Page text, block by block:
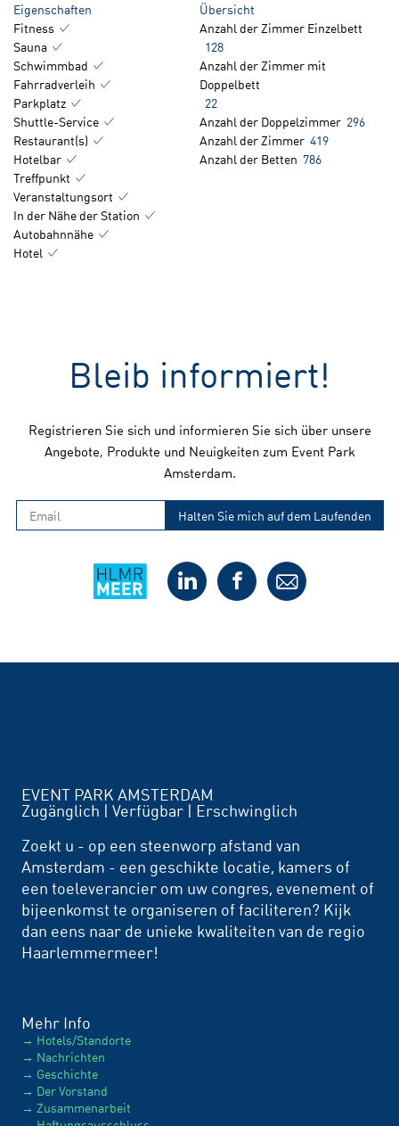
Eigenschaften
Fitness
Sauna
Schwimmbad
Fahrradverleih
Parkplatz
Shuttle-Service
Restaurant(s)
Hotelbar
Treffpunkt
Veranstaltungsort
In der Nähe der Station
Autobahnnähe
Hotel
Übersicht
Anzahl der Zimmer Einzelbett
128
Anzahl der Zimmer mit
Doppelbett
22
Anzahl der Doppelzimmer 296
Anzahl der Zimmer 419
Anzahl der Betten 786
Bleib informiert!
Registrieren Sie sich und informieren Sie sich über unsere
Angebote, Produkte und Neuigkeiten zum Event Park
Amsterdam.
EVENT PARK AMSTERDAM
Zugänglich | Verfügbar | Erschwinglich
Zoekt u - op een steenworp afstand van
Amsterdam - een geschikte locatie, kamers of
een toeleverancier om uw congres, evenement of
bijeenkomst te organiseren of faciliteren? Kijk
dan eens naar de unieke kwaliteiten van de regio
Haarlemmermeer!
Mehr Info
Hotels/Standorte
Nachrichten
Geschichte
Der Vorstand
Zusammenarbeit